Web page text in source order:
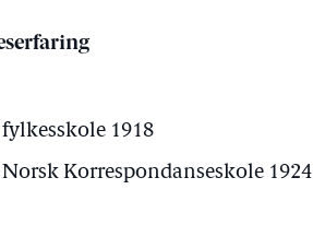
1918
Korrespondanseskole 1924